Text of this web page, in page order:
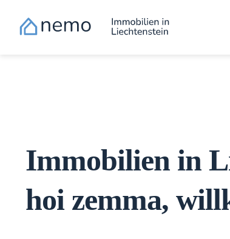
Immobilien in
hoi zemma,